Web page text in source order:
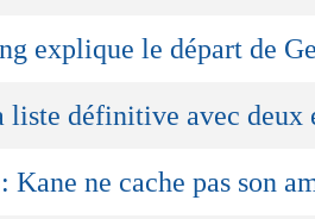
explique le départ de
liste définitive avec deux
: Kane ne cache pas son